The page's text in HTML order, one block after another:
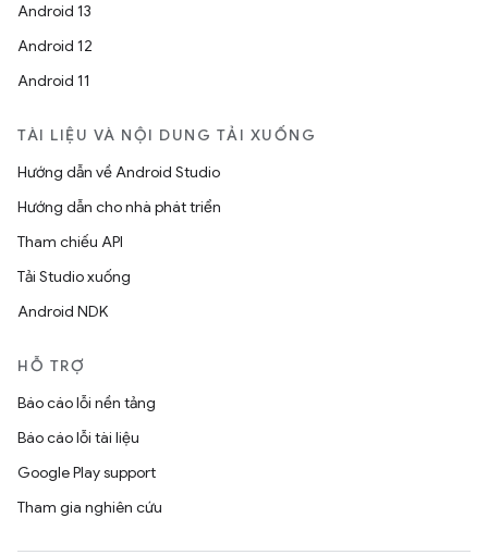
Android 13
Android 12
Android 11
TÀI LIỆU VÀ NỘI DUNG TẢI XUỐNG
Hướng dẫn về Android Studio
Hướng dẫn cho nhà phát triển
Tham chiếu API
Tải Studio xuống
Android NDK
HỖ TRỢ
Báo cáo lỗi nền tảng
Báo cáo lỗi tài liệu
Google Play support
Tham gia nghiên cứu